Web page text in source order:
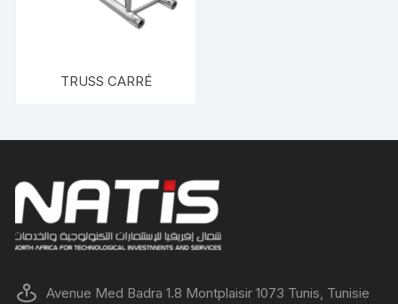
TRUSS CARRÉ
Avenue Med Badra 1.8 Montplaisir 1073 Tunis, Tunisie